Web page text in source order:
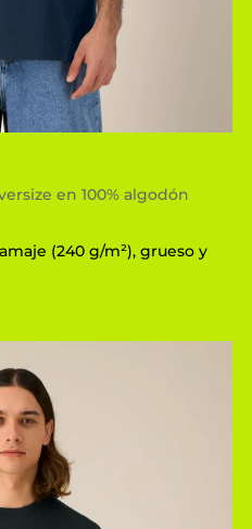
en 100% algodón
(240 g/m²), grueso y